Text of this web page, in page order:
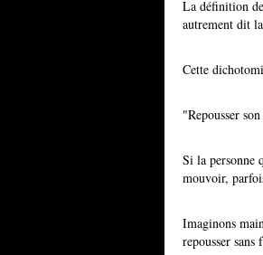
La définition
autrement dit
Cette
"Repousser
Si la personne
mouvoir,
Imaginons
repousser sans